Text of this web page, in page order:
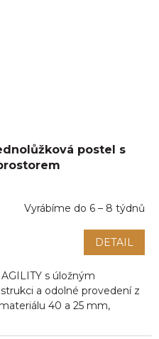
postel s
Vyrábíme do 6 – 8 týdnů
DETAIL
s úložným
a odolné provedení z
40 a 25 mm,